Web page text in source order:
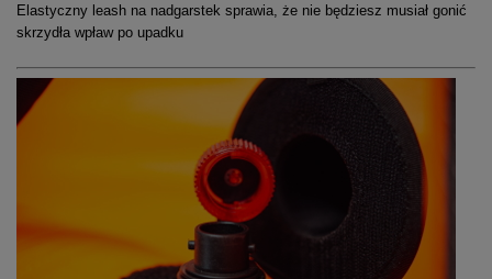
Elastyczny leash na nadgarstek sprawia, że nie będziesz musiał gonić
skrzydła wpław po upadku